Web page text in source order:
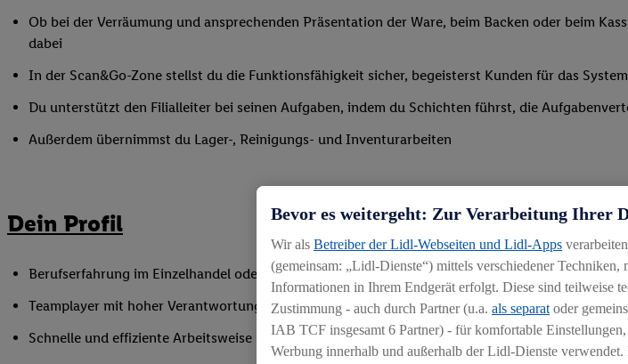
Ob bei der Verräumung und ansprechenden Präsentation der Ware, beim Backen oder beim
dabei
In der Scan&Go-Zone stellst du die Funktionsfähigkeit sicher, begeisterst Kunden für das
Du unterstützt den Filialleiter bei seinen Aufgaben, indem du Schichten führst, die
Außerdem übernimmst du Lager-, Reinigungs- und Inventurarbeiten
Dein Profil
Berufserfahrung im Einzelhandel oder einer vergleichbaren Branche mit idealerweise erster
Teamplayer mit hoher Verantwortungsbereitschaft und Spaß daran, andere zu begeistern und
Schnelle und effiziente Arbeitsweise sowie Anpassungsfähigkeit an wechselnde Aufgaben
Bevor es weitergeht: Zur Verarbeitung Ihrer
Wir als Betreiber der Lidl-Webseiten und Lidl-Apps
(gemeinsam: „Lidl-Dienste“) mittels verschiedener
Informationen in Ihrem Endgerät erfolgt. Diese sind teilweise
Zustimmung - auch durch Partner (u.a. als separat oder
IAB TCF insgesamt 6 Partner) - für komfortable
Werbung innerhalb und außerhalb der Lidl-Dienste